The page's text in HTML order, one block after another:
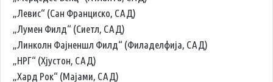
„Левис“ (Сан Франциско, САД)
„Лумен Филд“ (Сиетл, САД)
„Линколн Фајненшл Филд“ (Филаделфија, САД)
„НРГ“ (Хјустон, САД)
„Хард Рок“ (Мајами, САД)